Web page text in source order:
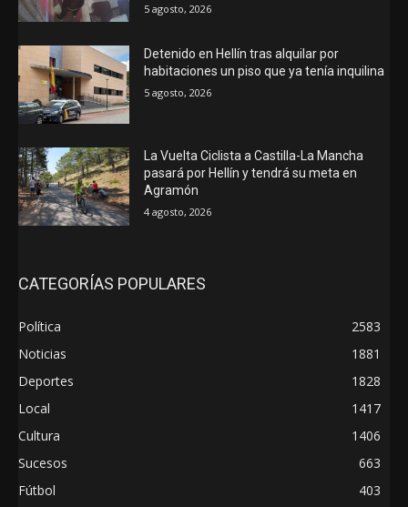
5 agosto, 2026
Detenido en Hellín tras alquilar por
habitaciones un piso que ya tenía inquilina
5 agosto, 2026
La Vuelta Ciclista a Castilla-La Mancha
pasará por Hellín y tendrá su meta en
Agramón
4 agosto, 2026
CATEGORÍAS POPULARES
Política
2583
Noticias
1881
Deportes
1828
Local
1417
Cultura
1406
Sucesos
663
Fútbol
403